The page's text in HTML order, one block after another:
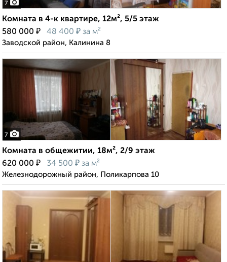
7
Комната в 4-к квартире, 12м², 5/5 этаж
580 000 ₽ 48 400 ₽ за м²
Заводской район, Калинина 8
7
Комната в общежитии, 18м², 2/9 этаж
620 000 ₽ 34 500 ₽ за м²
Железнодорожный район, Поликарпова 10